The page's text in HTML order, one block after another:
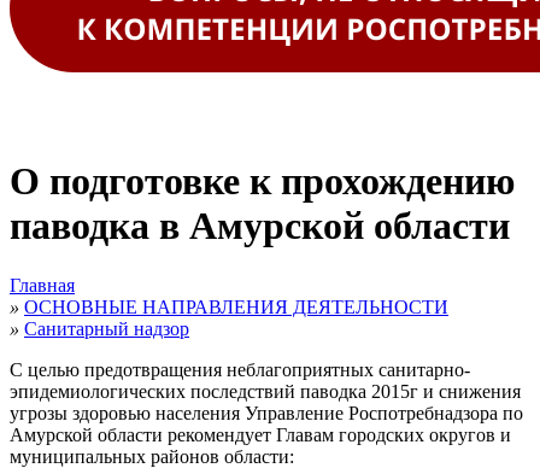
О подготовке к прохождению
паводка в Амурской области
Главная
» ОСНОВНЫЕ НАПРАВЛЕНИЯ ДЕЯТЕЛЬНОСТИ
» Санитарный надзор
С целью предотвращения неблагоприятных санитарно-
эпидемиологических последствий паводка 2015г и снижения
угрозы здоровью населения Управление Роспотребнадзора по
Амурской области рекомендует Главам городских округов и
муниципальных районов области: